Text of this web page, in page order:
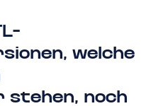
welche
stehen, noch